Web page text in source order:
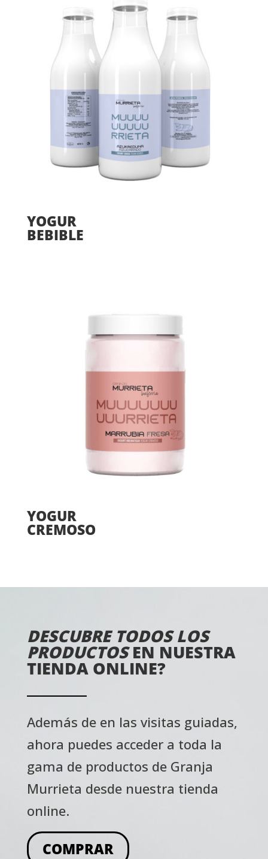
YOGUR
BEBIBLE
YOGUR
CREMOSO
DESCUBRE TODOS LOS
PRODUCTOSEN NUESTRA
TIENDA ONLINE?
Además de en las visitas guiadas,
ahora puedes acceder a toda la
gama de productos de Granja
Murrieta desde nuestra tienda
online.
COMPRAR